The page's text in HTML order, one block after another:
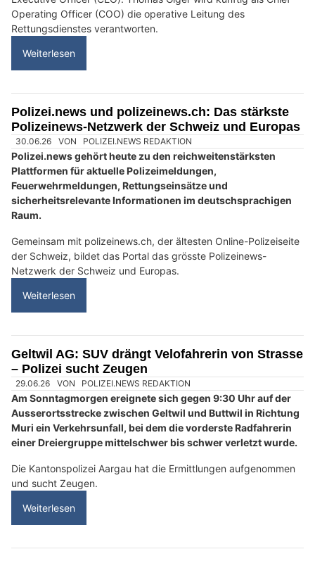
Operating Officer (COO) die operative Leitung des
Rettungsdienstes verantworten.
Weiterlesen
Polizei.news und polizeinews.ch: Das stärkste
Polizeinews-Netzwerk der Schweiz und Europas
30.06.26 VON POLIZEI.NEWS REDAKTION
Polizei.news gehört heute zu den reichweitenstärksten
Plattformen für aktuelle Polizeimeldungen,
Feuerwehrmeldungen, Rettungseinsätze und
sicherheitsrelevante Informationen im deutschsprachigen
Raum.
Gemeinsam mit polizeinews.ch, der ältesten Online-Polizeiseite
der Schweiz, bildet das Portal das grösste Polizeinews-
Netzwerk der Schweiz und Europas.
Weiterlesen
Geltwil AG: SUV drängt Velofahrerin von Strasse
– Polizei sucht Zeugen
29.06.26 VON POLIZEI.NEWS REDAKTION
Am Sonntagmorgen ereignete sich gegen 9:30 Uhr auf der
Ausserortsstrecke zwischen Geltwil und Buttwil in Richtung
Muri ein Verkehrsunfall, bei dem die vorderste Radfahrerin
einer Dreiergruppe mittelschwer bis schwer verletzt wurde.
Die Kantonspolizei Aargau hat die Ermittlungen aufgenommen
und sucht Zeugen.
Weiterlesen